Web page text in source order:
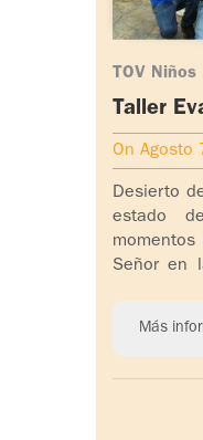
TOV Niños
Taller
On Agosto
Desierto
estado
Señor en
Más